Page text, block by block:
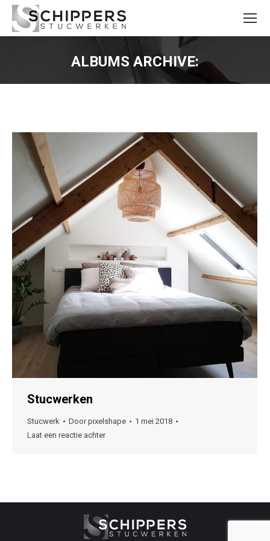
ALBUMS ARCHIVE:
Je bent hier:
Stucwerken
Stucwerk Doorpixelshape
1 mei 2018
Laat een reactie achter